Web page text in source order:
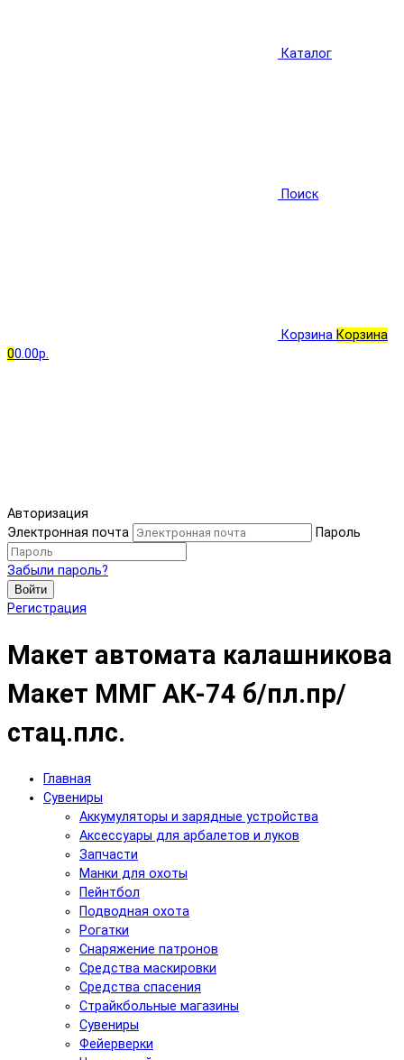
Каталог
Поиск
Корзина Корзина
00.00р.
Авторизация
Электронная почта
Пароль
Забыли пароль?
Войти
Регистрация
Макет автомата калашникова
Макет ММГ АК-74 б/пл.пр/
стац.плс.
Главная
Сувениры
Аккумуляторы и зарядные устройства
Аксесcуары для арбалетов и луков
Запчасти
Манки для охоты
Пейнтбол
Подводная охота
Рогатки
Снаряжение патронов
Средства маскировки
Средства спасения
Страйкбольные магазины
Сувениры
Фейерверки